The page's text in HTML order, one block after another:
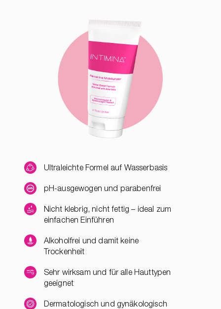
Ultraleichte Formel auf Wasserbasis
pH-ausgewogen und parabenfrei
Nicht klebrig, nicht fettig – ideal zum
einfachen Einführen
Alkoholfrei und damit keine
Trockenheit
Sehr wirksam und für alle Hauttypen
geeignet
Dermatologisch und gynäkologisch